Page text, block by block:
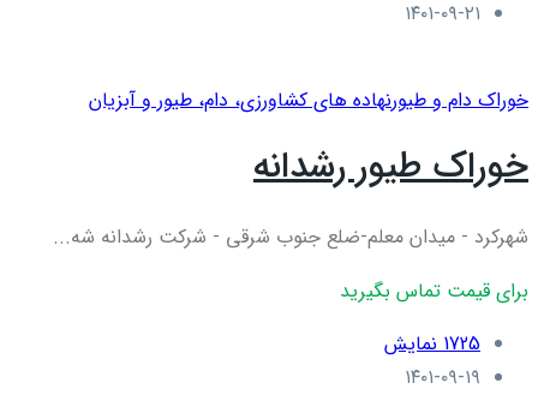
۱۴۰۱-۰۹-۲۱
خوراک دام و طیورنهاده های کشاورزی، دام، طيور و آبزيان
خوراک طیور رشدانه
شهرکرد - میدان معلم-ضلع جنوب شرقی - شرکت رشدانه شه...
برای قیمت تماس بگیرید
1725 نمایش
۱۴۰۱-۰۹-۱۹